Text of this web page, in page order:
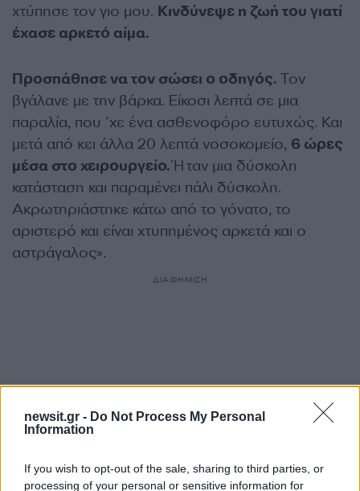
newsit.gr - Do Not Process My Personal
Information
If you wish to opt-out of the sale, sharing to third parties, or
processing of your personal or sensitive information for
χτύπησε τον γιο μου. Κινδύνεψε η ζωή του γιατί
έχασε αρκετό αίμα.
Προσπάθησε να τον σώσει ο οδηγός. Τον
βγάλανε με την βάρκα. Είκοσι λεπτά σε μια
παραλία, που ’χε ένα ασθενοφόρο ευτυχώς. Και
μετά από κει άλλα 20 λεπτά νοσοκομείο, 6 ώρες
μέσα στο χειρουργείο.Ήταν μια δύσκολη
κατάσταση και παραμένει πάλι δύσκολη.
Ακρωτηριάστηκε κάτω από το γόνατο, το
αριστερό και είναι χτυπημένος αρκετά και ο
αστράγαλος».
ΔΙΑΦΗΜΙΣΗ